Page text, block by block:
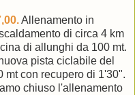
Allenamento in
di circa 4 km
di allunghi da 100 mt.
pista ciclabile del
mt con recupero di 1'30".
chiuso l'allenamento